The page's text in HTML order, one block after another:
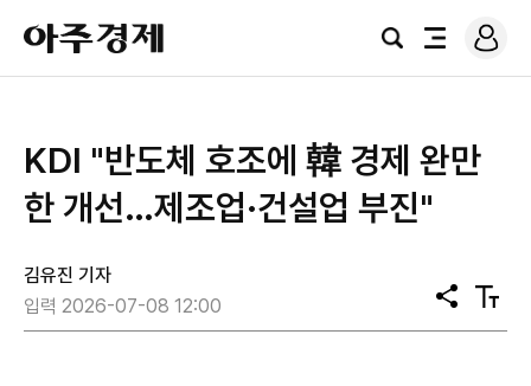
아
주
경
검
전
로
그
KDI "반도체 호조에 韓 경제 완만
한 개선…제조업·건설업 부진"
김유진 기자
입력 2026-07-08 12:00
공
유
텍
스